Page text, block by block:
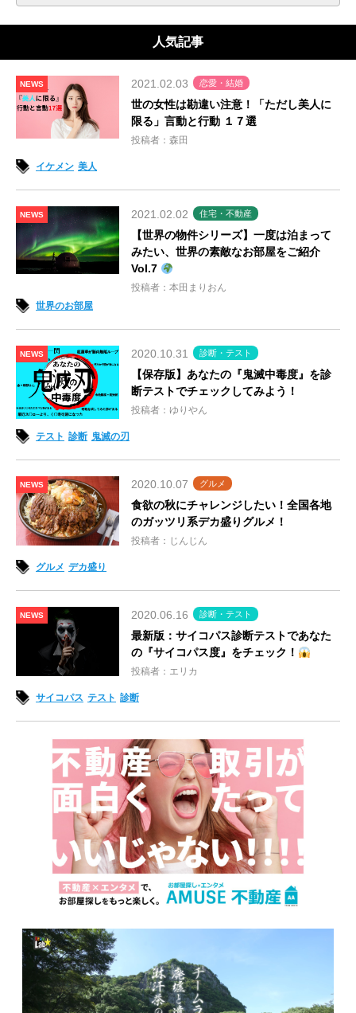
人気記事
NEWS 2021.02.03 恋愛・結婚
世の女性は勘違い注意！「ただし美人に
限る」言動と行動 １７選
投稿者：森田
イケメン 美人
NEWS 2021.02.02 住宅・不動産
【世界の物件シリーズ】一度は泊まって
みたい、世界の素敵なお部屋をご紹介
Vol.7
投稿者：本田まりおん
世界のお部屋
NEWS 2020.10.31 診断・テスト
【保存版】あなたの『鬼滅中毒度』を診
断テストでチェックしてみよう！
投稿者：ゆりやん
テスト 診断 鬼滅の刃
NEWS 2020.10.07 グルメ
食欲の秋にチャレンジしたい！全国各地
のガッツリ系デカ盛りグルメ！
投稿者：じんじん
グルメ デカ盛り
NEWS 2020.06.16 診断・テスト
最新版：サイコパス診断テストであなた
の『サイコパス度』をチェック！
投稿者：エリカ
サイコパス テスト 診断